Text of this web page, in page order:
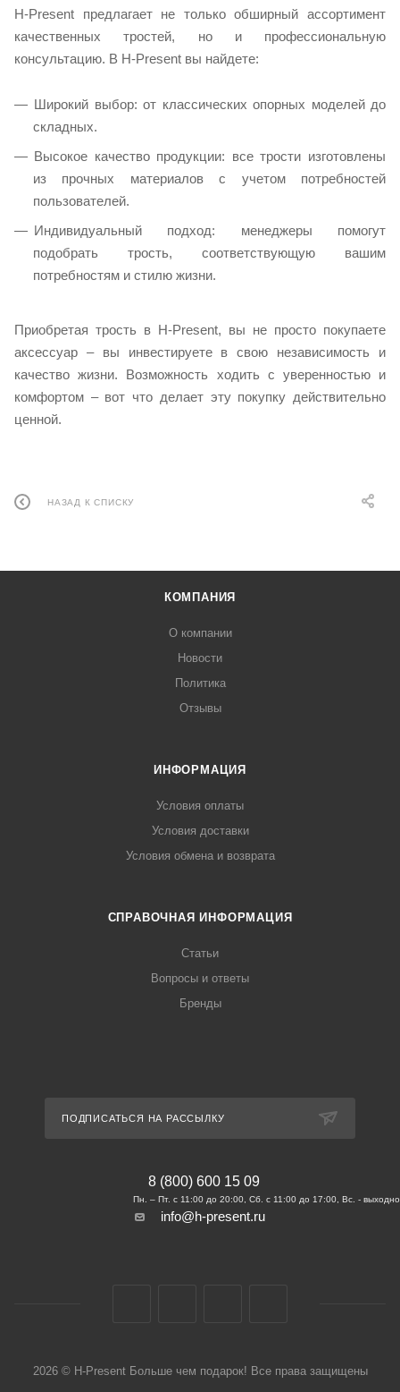
H-Present предлагает не только обширный ассортимент
качественных тростей, но и профессиональную
консультацию. В H-Present вы найдете:
Широкий выбор: от классических опорных моделей до
складных.
Высокое качество продукции: все трости изготовлены
из прочных материалов с учетом потребностей
пользователей.
Индивидуальный подход: менеджеры помогут
подобрать трость, соответствующую вашим
потребностям и стилю жизни.
Приобретая трость в H-Present, вы не просто покупаете
аксессуар – вы инвестируете в свою независимость и
качество жизни. Возможность ходить с уверенностью и
комфортом – вот что делает эту покупку действительно
ценной.
НАЗАД К СПИСКУ
КОМПАНИЯ
О компании
Новости
Политика
Отзывы
ИНФОРМАЦИЯ
Условия оплаты
Условия доставки
Условия обмена и возврата
СПРАВОЧНАЯ ИНФОРМАЦИЯ
Статьи
Вопросы и ответы
Бренды
ПОДПИСАТЬСЯ НА РАССЫЛКУ
8 (800) 600 15 09
info@h-present.ru
2026 © H-Present Больше чем подарок! Все права защищены